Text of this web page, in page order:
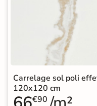
Carrelage sol poli
120x120 cm
€90